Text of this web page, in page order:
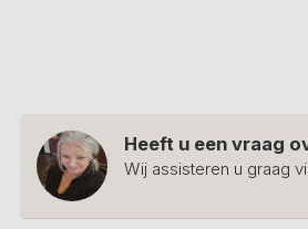
Heeft u een vraag
Wij assisteren u graag